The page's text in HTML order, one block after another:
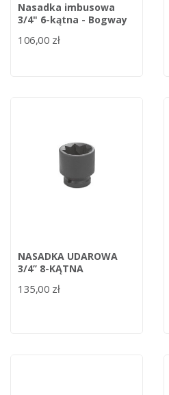
Nasadka imbusowa
3/4" 6-kątna - Bogway
106,00 zł
NASADKA UDAROWA
3/4’’ 8-KĄTNA
135,00 zł